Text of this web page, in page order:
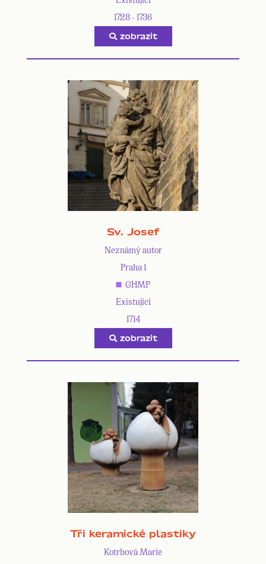
1728 - 1736
zobrazit
Sv. Josef
Neznámý autor
Praha 1
GHMP
Existující
1714
zobrazit
Tři keramické plastiky
Kotrbová Marie